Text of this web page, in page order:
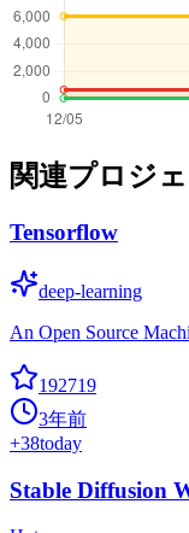
関連プロジ
Tensorflow
deep-learning
An Open Source
192719
3年前
+38today
Stable Diffusion